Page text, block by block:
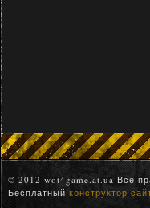
© 2012 wot4game.at.ua Все
Бесплатный конструктор